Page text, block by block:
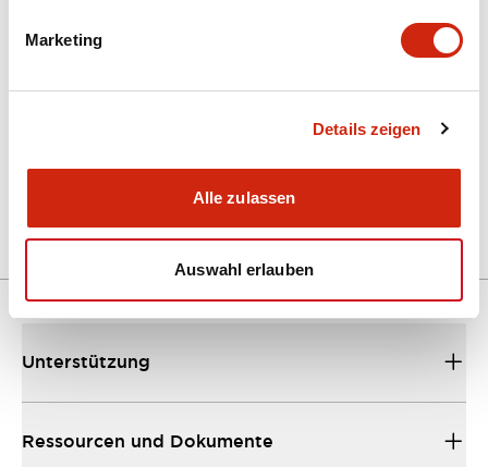
Marketing
Details zeigen
Alle zulassen
Auswahl erlauben
Genehmigungen & Standards
04/09/2025.PDF1.23MB
Unterstützung
Ressourcen und Dokumente